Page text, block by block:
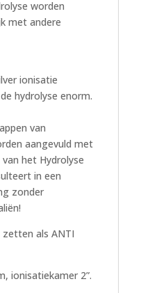
worden
met andere
ionisatie
hydrolyse enorm.
van
aangevuld met
het Hydrolyse
in een
zonder
als ANTI
ionisatiekamer 2”.